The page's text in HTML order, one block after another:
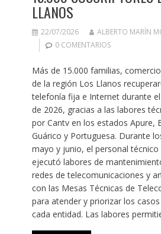
LLANOS
22/07/2026 ALBERTO MARÍN
0 COMENTARIOS
Más de 15.000 familias,
de la región Los Llanos
telefonía fija e Internet durante
de 2026, gracias a las labores
por Cantv en los estados Apure,
Guárico y Portuguesa. Durante
mayo y junio, el personal técnico
ejecutó labores de
redes de telecomunicaciones y
con las Mesas Técnicas de
para atender y priorizar los
cada entidad. Las labores